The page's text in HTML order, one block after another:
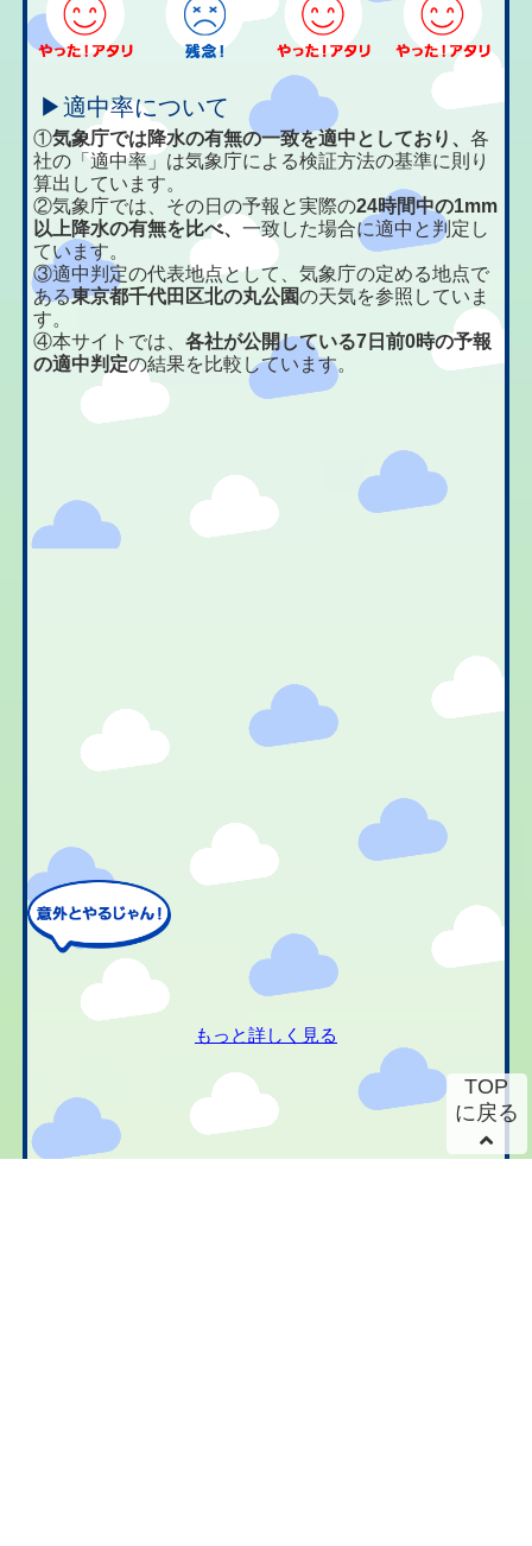
▶適中率について
①気象庁では降水の有無の一致を適中としており、各
社の「適中率」は気象庁による検証方法の基準に則り
算出しています。
②気象庁では、その日の予報と実際の24時間中の1mm
以上降水の有無を比べ、一致した場合に適中と判定し
ています。
③適中判定の代表地点として、気象庁の定める地点で
ある東京都千代田区北の丸公園の天気を参照していま
す。
④本サイトでは、各社が公開している7日前0時の予報
の適中判定の結果を比較しています。
もっと詳しく見る
TOP
に戻る